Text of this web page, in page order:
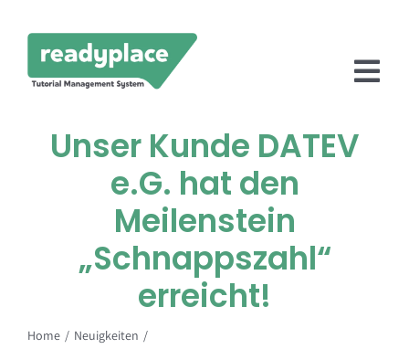
Inhalt
springen
Startseite
Unser Kunde DATEV
e.G. hat den
Meilenstein
„Schnappszahl“
erreicht!
Home
Neuigkeiten